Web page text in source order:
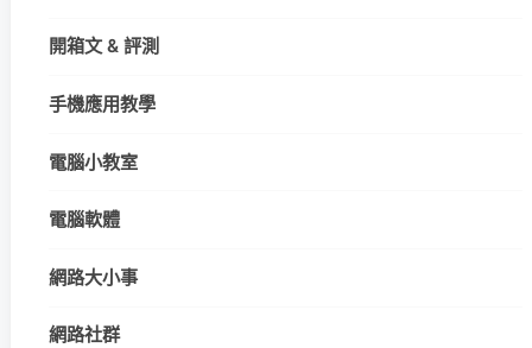
開箱文 & 評測
手機應用教學
電腦小教室
電腦軟體
網路大小事
網路社群